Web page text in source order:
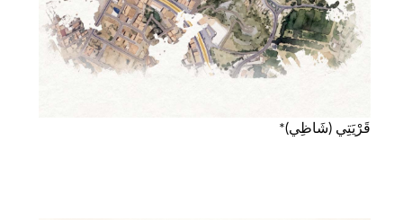
قَرْيَتِي (شَاظِي)*